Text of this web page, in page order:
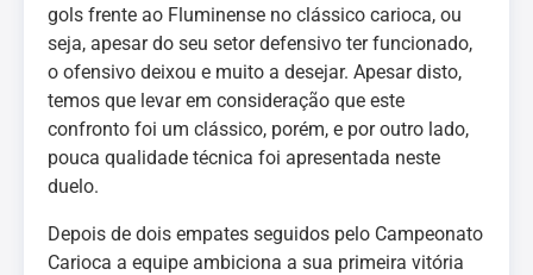
gols frente ao Fluminense no clássico carioca, ou
seja, apesar do seu setor defensivo ter funcionado,
o ofensivo deixou e muito a desejar. Apesar disto,
temos que levar em consideração que este
confronto foi um clássico, porém, e por outro lado,
pouca qualidade técnica foi apresentada neste
duelo.
Depois de dois empates seguidos pelo Campeonato
Carioca a equipe ambiciona a sua primeira vitória